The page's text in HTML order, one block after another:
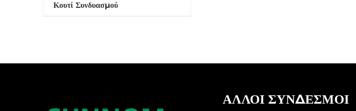
Κουτί Συνδυασμού
ΆΛΛΟΙ ΣΎΝΔΕΣΜΟΙ